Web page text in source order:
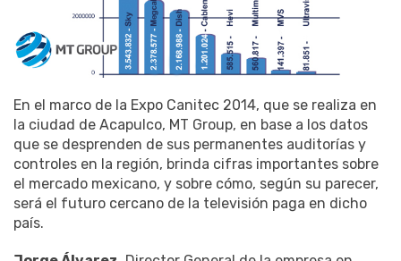
En el marco de la Expo Canitec 2014, que se realiza en
la ciudad de Acapulco, MT Group, en base a los datos
que se desprenden de sus permanentes auditorías y
controles en la región, brinda cifras importantes sobre
el mercado mexicano, y sobre cómo, según su parecer,
será el futuro cercano de la televisión paga en dicho
país.